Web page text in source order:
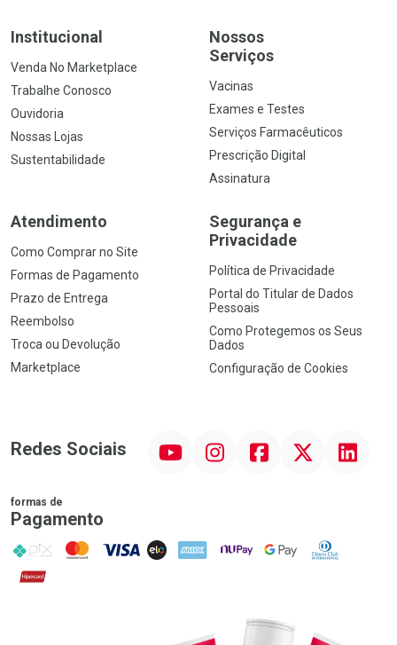
Institucional
Venda No Marketplace
Trabalhe Conosco
Ouvidoria
Nossas Lojas
Sustentabilidade
Nossos
Serviços
Vacinas
Exames e Testes
Serviços Farmacêuticos
Prescrição Digital
Assinatura
Atendimento
Como Comprar no Site
Formas de Pagamento
Prazo de Entrega
Reembolso
Troca ou Devolução
Marketplace
Segurança e
Privacidade
Política de Privacidade
Portal do Titular de Dados
Pessoais
Como Protegemos os Seus
Dados
Configuração de Cookies
Redes Sociais InstagramFacebook Linkedin
formas de
Pagamento
PIX MasterCard
VISA ELO AMEX NuPay Google PayDiners Club
Hipercard
Promoção em Destaque